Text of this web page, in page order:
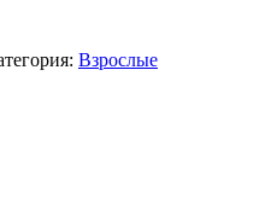
Взрослые